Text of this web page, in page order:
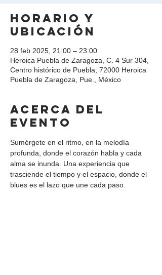
Horario y
ubicación
28 feb 2025, 21:00 – 23:00
Heroica Puebla de Zaragoza, C. 4 Sur 304,
Centro histórico de Puebla, 72000 Heroica
Puebla de Zaragoza, Pue., México
Acerca del
evento
Sumérgete en el ritmo, en la melodía
profunda, donde el corazón habla y cada
alma se inunda. Una experiencia que
trasciende el tiempo y el espacio, donde el
blues es el lazo que une cada paso.